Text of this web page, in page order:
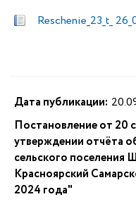
Reschenie_23_t_
Дата публикации:
Постановление от
утверждении отчёта
сельского поселения
Красноярский
2024 года"